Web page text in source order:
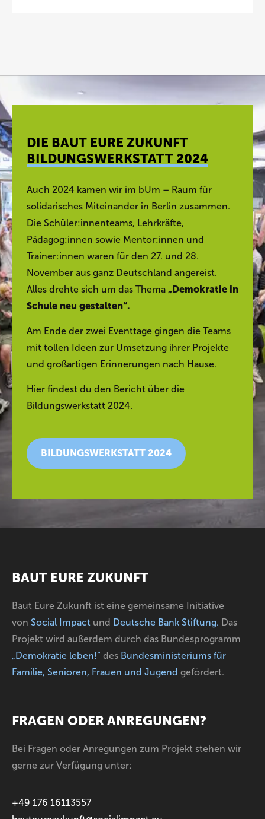
DIE BAUT EURE ZUKUNFT
BILDUNGSWERKSTATT 2024
Auch 2024 kamen wir im bUm – Raum für
solidarisches Miteinander in Berlin zusammen.
Die Schüler:innenteams, Lehrkräfte,
Pädagog:innen sowie Mentor:innen und
Trainer:innen waren für den 27. und 28.
November aus ganz Deutschland angereist.
Alles drehte sich um das Thema „Demokratie in
Schule neu gestalten“.
Am Ende der zwei Eventtage gingen die Teams
mit tollen Ideen zur Umsetzung ihrer Projekte
und großartigen Erinnerungen nach Hause.
Hier findest du den Bericht über die
Bildungswerkstatt 2024.
BILDUNGSWERKSTATT 2024
BAUT EURE ZUKUNFT
Baut Eure Zukunft ist eine gemeinsame Initiative
von Social Impact und Deutsche Bank Stiftung. Das
Projekt wird außerdem durch das Bundesprogramm
„Demokratie leben!“ des Bundesministeriums für
Familie, Senioren, Frauen und Jugend gefördert.
FRAGEN ODER ANREGUNGEN?
Bei Fragen oder Anregungen zum Projekt stehen wir
gerne zur Verfügung unter:
+49 176 16113557